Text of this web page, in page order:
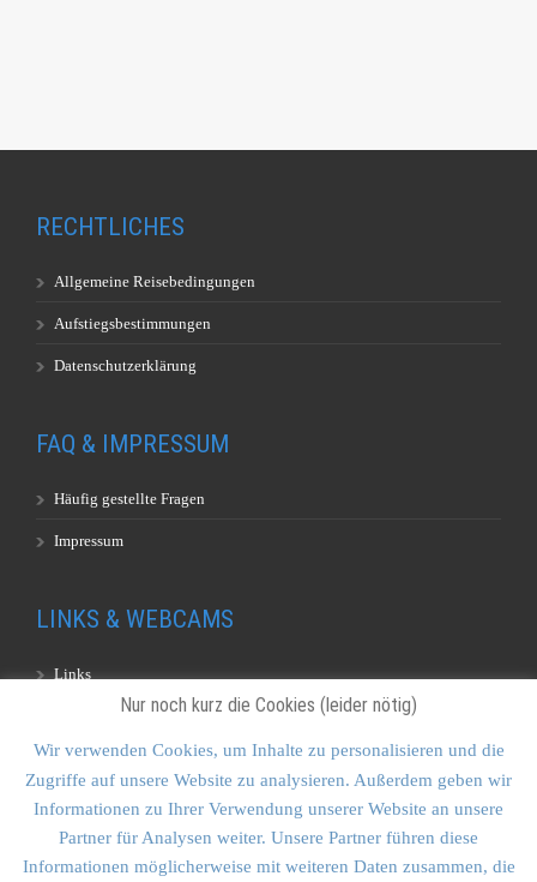
RECHTLICHES
Allgemeine Reisebedingungen
Aufstiegsbestimmungen
Datenschutzerklärung
FAQ & IMPRESSUM
Häufig gestellte Fragen
Impressum
LINKS & WEBCAMS
Links
KONTAKT & SITEMAP
Kontakt
Nur noch kurz die Cookies (leider nötig)
Wir verwenden Cookies, um Inhalte zu personalisieren und die
Zugriffe auf unsere Website zu analysieren. Außerdem geben wir
Informationen zu Ihrer Verwendung unserer Website an unsere
Partner für Analysen weiter. Unsere Partner führen diese
Informationen möglicherweise mit weiteren Daten zusammen, die